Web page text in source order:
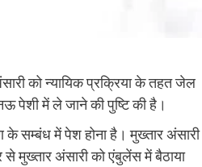
को न्यायिक प्रक्रिया के तहत जेल
पेशी में ले जाने की पुष्टि की है।
के सम्बंध में पेश होना है। मुख्तार अंसारी
मुख्तार अंसारी को एंबुलेंस में बैठाया